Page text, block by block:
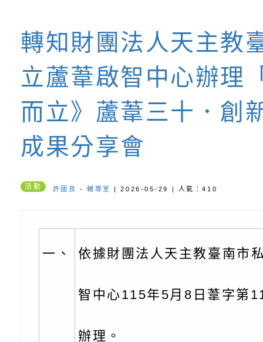
書會」、「親密關係
坊」、「祖孫樂淘桃
徵件活動」海報
環境
字稿及LCD託播影片
有關桃園市政府家庭
服務資源資訊
檢送桃園市政府LED
字稿及LCD託播影（
函轉有關身心障礙者
（CRPD）第三次國
約專要文件及附件英
檢送行政院新聞傳播
月份公共服務政策溝
訊
轉知教育部國民及學
辦理「115年度促進
緒學習知能研習」
檢送桃園市政府LED
字稿及LCD託播影片
函轉有關本府新聞處
6月交通安全宣導標
有關「115年各賣場
國民小學-優
地
轉知財團法人天主教
立蘆葦啟智中心辦理
而立》蘆葦三十．創
成果分享會
活動 許國良 -輔導室 | 2026-05-29 | 人氣：410
一、 依據財團法人天主教臺南市
智中心115年5月8日葦字第
辦理。